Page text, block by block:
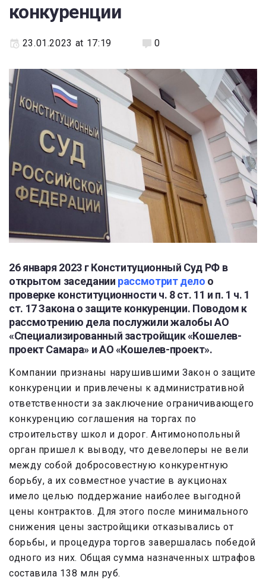
конкуренции
23.01.2023 at 17:19 0
26 января 2023 г Конституционный Суд РФ в
открытом заседании рассмотрит дело о
проверке конституционности ч. 8 ст. 11 и п. 1 ч. 1
ст. 17 Закона о защите конкуренции. Поводом к
рассмотрению дела послужили жалобы АО
«Специализированный застройщик«Кошелев-
проект Самара» и АО «Кошелев-проект».
Компании признаны нарушившими Закон о защите
конкуренции и привлечены к административной
ответственности за заключение ограничивающего
конкуренцию соглашения на торгах по
строительству школ и дорог. Антимонопольный
орган пришел к выводу, что девелоперы не вели
между собой добросовестную конкурентную
борьбу, а их совместное участие в аукционах
имело целью поддержание наиболее выгодной
цены контрактов. Для этого после минимального
снижения цены застройщики отказывались от
борьбы, и процедура торгов завершалась победой
одного из них. Общая сумма назначенных штрафов
составила 138 млн руб.